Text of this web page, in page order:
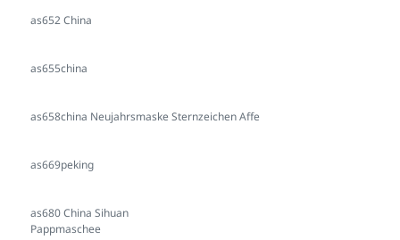
as652 China
as655china
as658china Neujahrsmaske Sternzeichen Affe
as669peking
as680 China Sihuan
Pappmaschee